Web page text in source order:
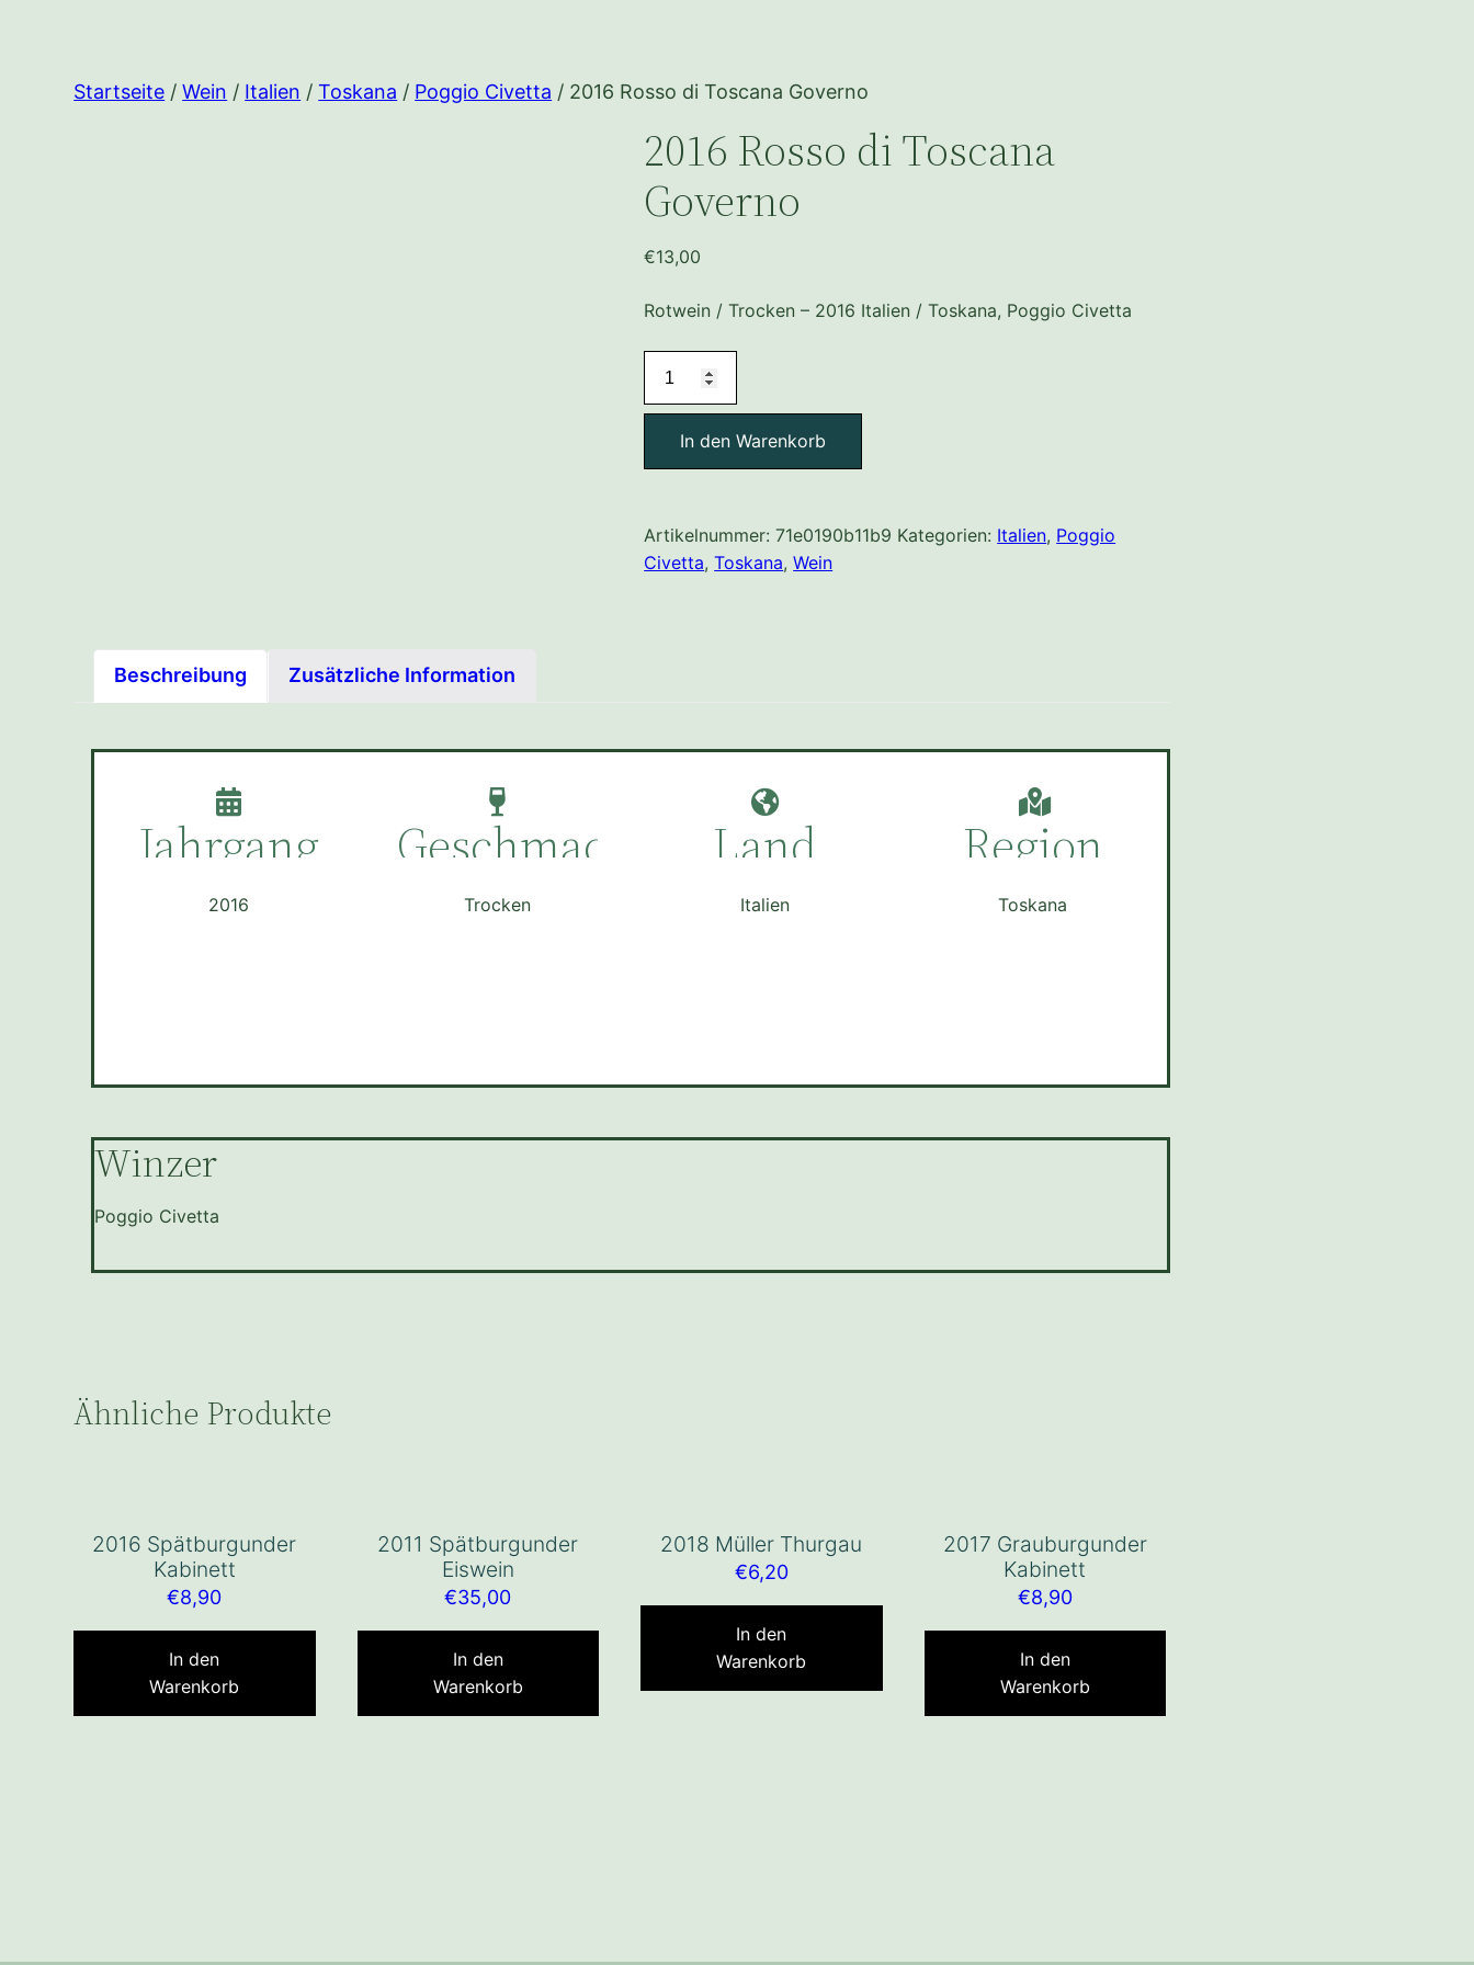
Startseite /Wein / Italien /Toskana / Poggio Civetta / 2016 Rosso di Toscana Governo
2016 Rosso di Toscana
Governo
€13,00
Rotwein / Trocken – 2016 Italien / Toskana, Poggio Civetta
Rosso
di
Toscana
Governo
In den Warenkorb
Artikelnummer:71e0190b11b9 Kategorien: Italien, Poggio
Civetta,Toskana,Wein
Beschreibung Zusätzliche Information
Jahrgang
2016
Geschmack
Trocken
Land
Italien
Region
Toskana
Winzer
Poggio Civetta
Ähnliche Produkte
2016 Spätburgunder
Kabinett
€8,90
In den
Warenkorb
2011 Spätburgunder
Eiswein
€35,00
In den
Warenkorb
2018 Müller Thurgau
€6,20
In den
Warenkorb
2017 Grauburgunder
Kabinett
€8,90
In den
Warenkorb